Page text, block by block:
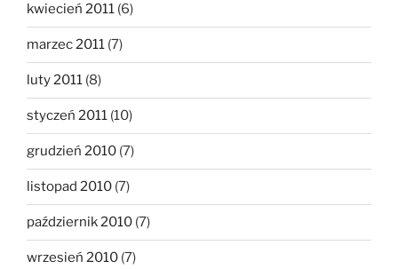
kwiecień 2011 (6)
marzec 2011 (7)
luty 2011 (8)
styczeń 2011 (10)
grudzień 2010 (7)
listopad 2010 (7)
październik 2010 (7)
wrzesień 2010 (7)